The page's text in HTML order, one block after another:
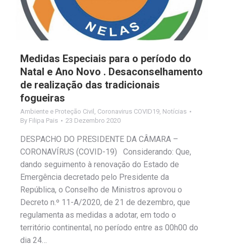
Medidas Especiais para o período do
Natal e Ano Novo . Desaconselhamento
de realização das tradicionais
fogueiras
Ambiente e Proteção Civil , Coronavirus COVID19, Notícias
By Filipa Pais 23 Dezembro 2020
DESPACHO DO PRESIDENTE DA CÂMARA –
CORONAVÍRUS (COVID-19) Considerando: Que,
dando seguimento à renovação do Estado de
Emergência decretado pelo Presidente da
República, o Conselho de Ministros aprovou o
Decreto n.º 11-A/2020, de 21 de dezembro, que
regulamenta as medidas a adotar, em todo o
território continental, no período entre as 00h00 do
dia 24…